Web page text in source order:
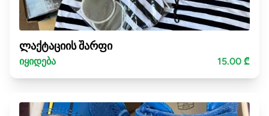
ლაქტაციის შარფი
იყიდება 15.00 ₾